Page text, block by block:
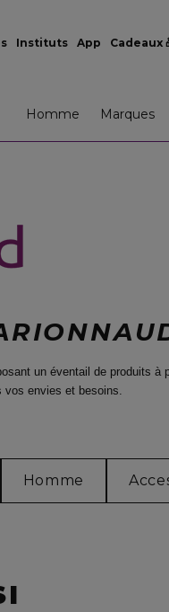
Instituts App Cadeaux
Homme Marques
un éventail de produits à
vos envies et besoins.
Homme